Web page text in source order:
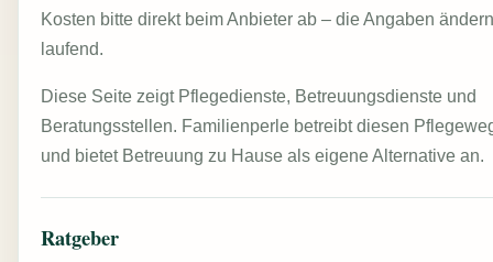
Kosten bitte direkt beim Anbieter ab – die Angaben
laufend.
Diese Seite zeigt Pflegedienste, Betreuungsdienste und
Beratungsstellen. Familienperle betreibt diesen
und bietet Betreuung zu Hause als eigene Alternative an.
Ratgeber